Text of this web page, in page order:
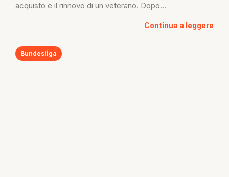
acquisto e il rinnovo di un veterano. Dopo...
Continua a leggere
Bundesliga